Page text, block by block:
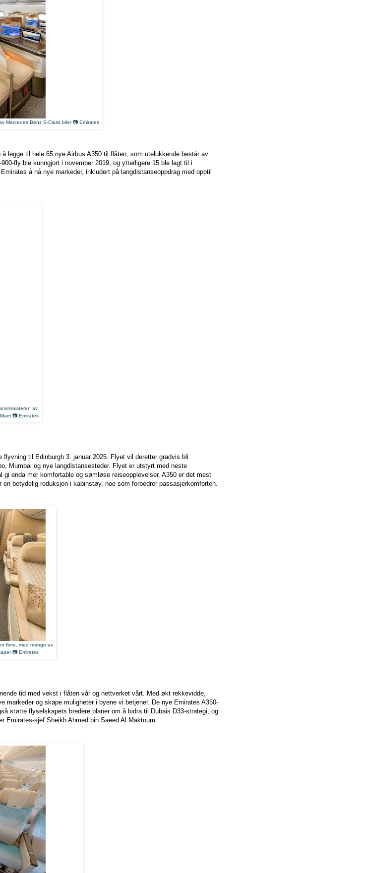
Mercedes Benz S-Class biler 📷 Emirates
legge til hele 65 nye Airbus A350 til flåten, som utelukkende består av
fly ble kunngjort i november 2019, og ytterligere 15 ble lagt til i
å nå nye markeder, inkludert på langdistanseoppdrag med opptil
av
📷 Emirates
til Edinburgh 3. januar 2025. Flyet vil deretter gradvis bli
Mumbai og nye langdistansesteder. Flyet er utstyrt med neste
enda mer komfortable og sømløse reiseopplevelser. A350 er det mest
betydelig reduksjon i kabinstøy, noe som forbedrer passasjerkomforten.
flere, med mange av
📷 Emirates
tid med vekst i flåten vår og nettverket vårt. Med økt rekkevidde,
og skape muligheter i byene vi betjener. De nye Emirates A350-
støtte flyselskapets bredere planer om å bidra til Dubais D33-strategi, og
sjef Sheikh Ahmed bin Saeed Al Maktoum.